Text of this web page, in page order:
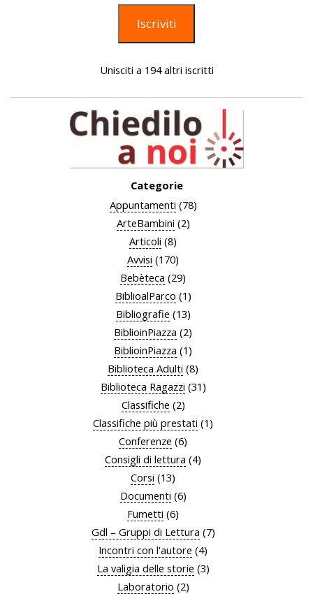
Iscriviti
Unisciti a 194 altri iscritti
Categorie
Appuntamenti (78)
ArteBambini (2)
Articoli (8)
Avvisi (170)
Bebèteca (29)
BiblioalParco (1)
Bibliografie (13)
BiblioinPiazza (2)
BiblioinPiazza (1)
Biblioteca Adulti (8)
Biblioteca Ragazzi (31)
Classifiche (2)
Classifiche più prestati (1)
Conferenze (6)
Consigli di lettura (4)
Corsi (13)
Documenti (6)
Fumetti (6)
Gdl – Gruppi di Lettura (7)
Incontri con l'autore (4)
La valigia delle storie (3)
Laboratorio (2)